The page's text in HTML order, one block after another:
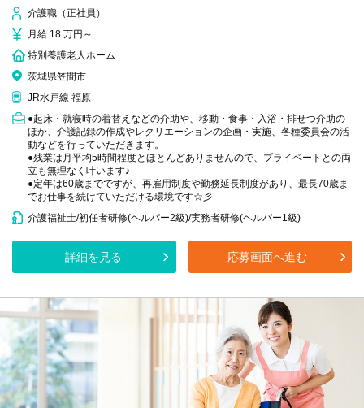
介護職（正社員）
月給 18 万円～
特別養護老人ホーム
茨城県笠間市
JR水戸線 福原
●起床・就寝時の着替えなどの介助や、移動・食事・入浴・排せつ介助の
ほか、介護記録の作成やレクリエーションの企画・実施、各種委員会の活
動などを行っていただきます。
●残業は月平均5時間程度とほとんどありませんので、プライベートとの両
立も無理なく叶います♪
●定年は60歳までですが、再雇用制度や勤務延長制度があり、最長70歳ま
でお仕事を続けていただける環境です☆彡
介護福祉士/初任者研修(ヘルパー2級)/実務者研修(ヘルパー1級)
詳細を見る 応募画面へ進む